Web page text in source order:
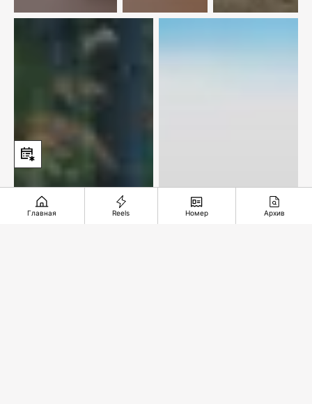
Балхашский
Главная Reels Номер Архив